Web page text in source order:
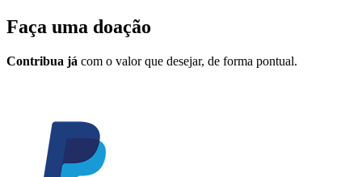
Faça uma doação
Contribua já com o valor que desejar, de forma pontual.